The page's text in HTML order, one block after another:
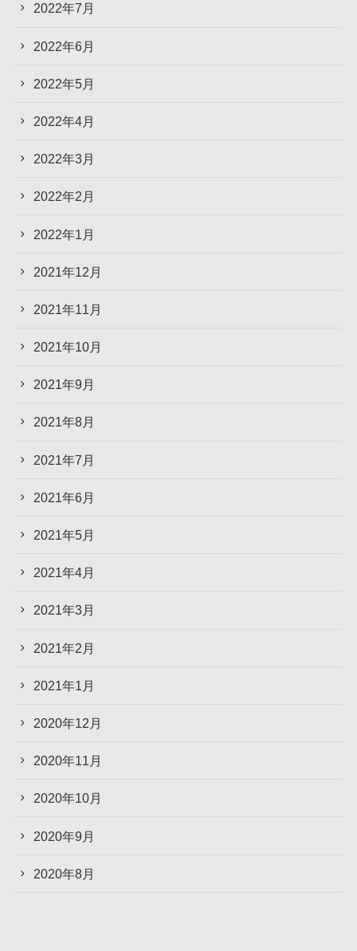
2022年7月
2022年6月
2022年5月
2022年4月
2022年3月
2022年2月
2022年1月
2021年12月
2021年11月
2021年10月
2021年9月
2021年8月
2021年7月
2021年6月
2021年5月
2021年4月
2021年3月
2021年2月
2021年1月
2020年12月
2020年11月
2020年10月
2020年9月
2020年8月